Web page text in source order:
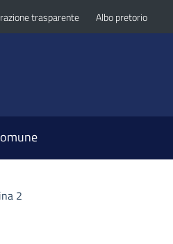
trasparente Albo pretorio
2